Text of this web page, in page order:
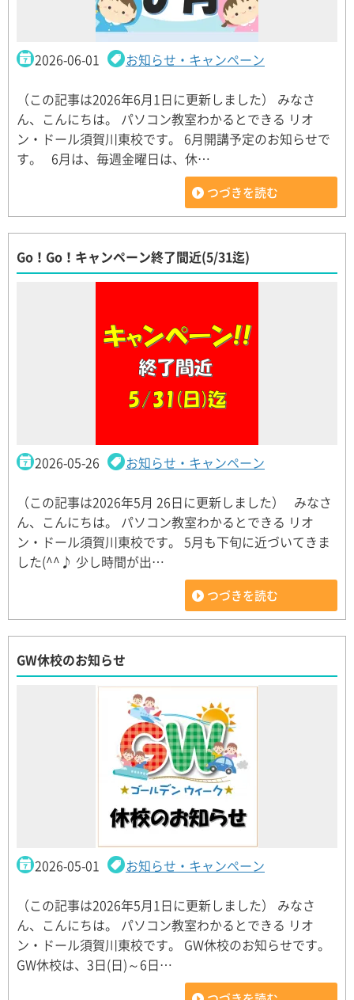
2026-06-01 お知らせ・キャンペーン
（この記事は2026年6月1日に更新しました） みなさ
ん、こんにちは。 パソコン教室わかるとできる リオ
ン・ドール須賀川東校です。 6月開講予定のお知らせで
す。 6月は、毎週金曜日は、休…
つづきを読む
Go！Go！キャンペーン終了間近(5/31迄)
2026-05-26 お知らせ・キャンペーン
（この記事は2026年5月 26日に更新しました） みなさ
ん、こんにちは。 パソコン教室わかるとできる リオ
ン・ドール須賀川東校です。 5月も下旬に近づいてきま
した(^^♪ 少し時間が出…
つづきを読む
GW休校のお知らせ
2026-05-01 お知らせ・キャンペーン
（この記事は2026年5月1日に更新しました） みなさ
ん、こんにちは。 パソコン教室わかるとできる リオ
ン・ドール須賀川東校です。 GW休校のお知らせです。
GW休校は、3日(日)～6日…